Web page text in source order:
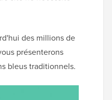
des millions de
présenterons
bleus traditionnels.